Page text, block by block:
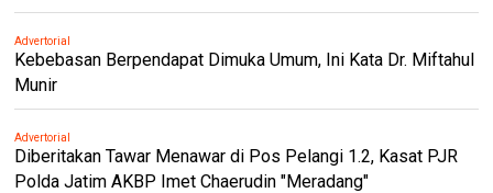
Advertorial
Kebebasan Berpendapat Dimuka Umum, Ini Kata Dr. Miftahul
Munir
Advertorial
Diberitakan Tawar Menawar di Pos Pelangi 1.2, Kasat PJR
Polda Jatim AKBP Imet Chaerudin "Meradang"